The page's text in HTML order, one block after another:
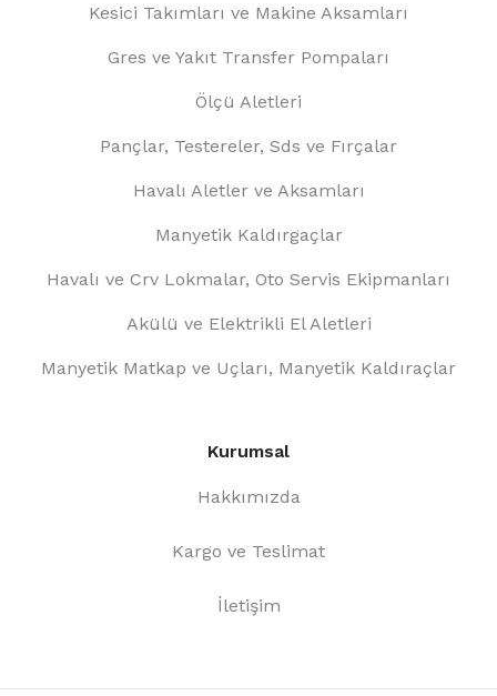
Kesici Takımları ve Makine Aksamları
Gres ve Yakıt Transfer Pompaları
Ölçü Aletleri
Pançlar, Testereler, Sds ve Fırçalar
Havalı Aletler ve Aksamları
Manyetik Kaldırgaçlar
Havalı ve Crv Lokmalar, Oto Servis Ekipmanları
Akülü ve Elektrikli El Aletleri
Manyetik Matkap ve Uçları, Manyetik Kaldıraçlar
Kurumsal
Hakkımızda
Kargo ve Teslimat
İletişim